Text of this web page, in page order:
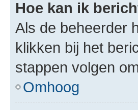
Hoe kan ik
Als de beheerder
klikken bij het
stappen volgen
Omhoog